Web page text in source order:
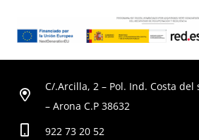
C/.Arcilla, 2 – Pol. Ind. Costa
– Arona C.P 38632
922 73 20 52